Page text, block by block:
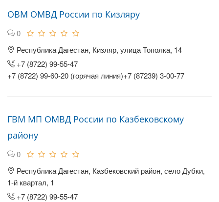
ОВМ ОМВД России по Кизляру
0
Республика Дагестан, Кизляр, улица Тополка, 14
+7 (8722) 99-55-47
+7 (8722) 99-60-20 (горячая линия)+7 (87239) 3-00-77
ГВМ МП ОМВД России по Казбековскому
району
0
Республика Дагестан, Казбековский район, село Дубки,
1-й квартал, 1
+7 (8722) 99-55-47